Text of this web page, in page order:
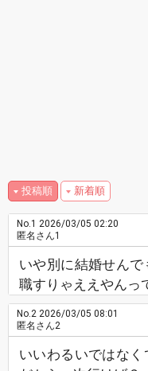
投稿順 新着順
No.1 2026/03/05 02:20
匿名さん1
いや別に結婚せん
職すりゃええやんっ
No.2 2026/03/05 08:01
匿名さん2
いいわるいではな